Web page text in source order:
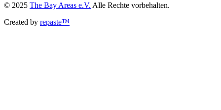
© 2025 The Bay Areas e.V. Alle Rechte vorbehalten.
Created by repaste™